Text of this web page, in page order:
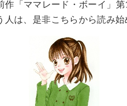
「ママレード・ボーイ」
は、是非こちらから読み始